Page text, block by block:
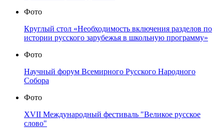
Фото
Круглый стол «Необходимость включения разделов по
истории русского зарубежья в школьную программу»
Фото
Научный форум Всемирного Русского Народного
Собора
Фото
XVII Международный фестиваль "Великое русское
слово"